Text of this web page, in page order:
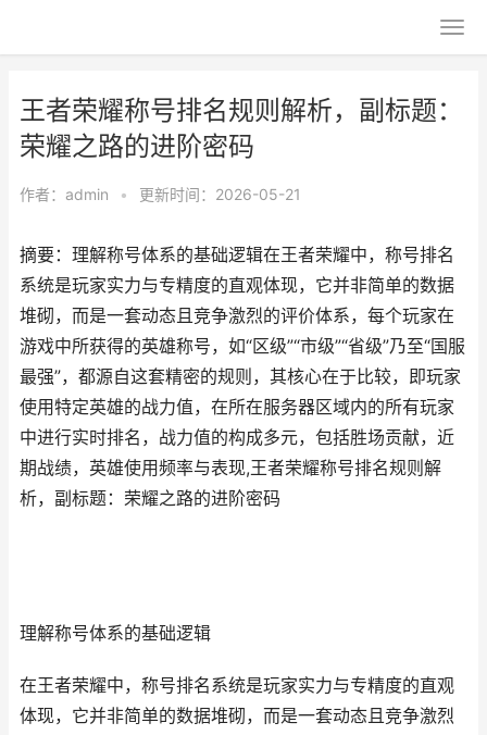
王者荣耀称号排名规则解析，副标题：
荣耀之路的进阶密码
作者： admin • 更新时间：2026-05-21
摘要：理解称号体系的基础逻辑在王者荣耀中，称号排名
系统是玩家实力与专精度的直观体现，它并非简单的数据
堆砌，而是一套动态且竞争激烈的评价体系，每个玩家在
游戏中所获得的英雄称号，如“区级”“市级”“省级”乃至“国服
最强”，都源自这套精密的规则，其核心在于比较，即玩家
使用特定英雄的战力值，在所在服务器区域内的所有玩家
中进行实时排名，战力值的构成多元，包括胜场贡献，近
期战绩，英雄使用频率与表现,王者荣耀称号排名规则解
析，副标题：荣耀之路的进阶密码
理解称号体系的基础逻辑
在王者荣耀中，称号排名系统是玩家实力与专精度的直观
体现，它并非简单的数据堆砌，而是一套动态且竞争激烈